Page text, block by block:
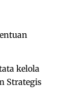
kelola
Strategis